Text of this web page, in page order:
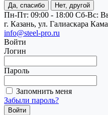
Да, спасибо Нет, другой
Пн-Пт: 09:00 - 18:00 Cб-Вс:
г. Казань, ул. Галиаскара
info@steel-pro.ru
Войти
Логин
Пароль
Запомнить меня
Забыли пароль?